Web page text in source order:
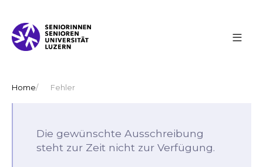
Home Fehler
Die gewünschte Ausschreibung
steht zur Zeit nicht zur Verfügung.